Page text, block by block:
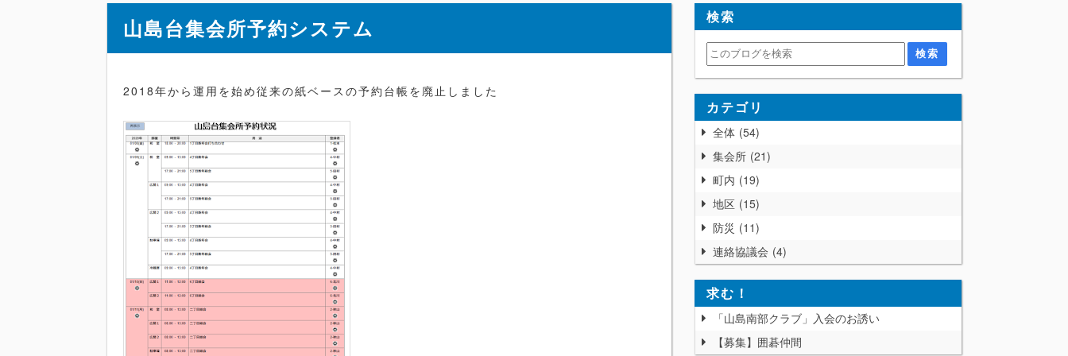
山島台集会所予約システム
2018年から運用を始め従来の紙ベースの予約台帳を廃止しました
検索
カテゴリ
全体 54
集会所 21
町内 19
地区 15
防災
11
連絡協議会 4
求む！
「山島南部クラブ」入会のお誘い
【募集】囲碁仲間